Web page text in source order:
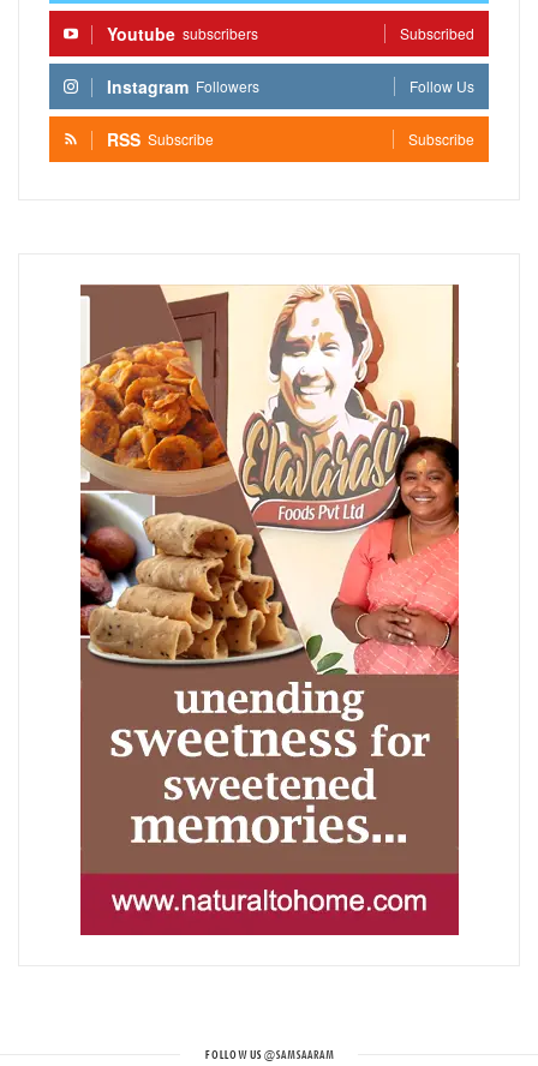
Youtube subscribers Subscribed
Instagram Followers Follow Us
RSS Subscribe Subscribe
FOLLOW US@SAMSAARAM